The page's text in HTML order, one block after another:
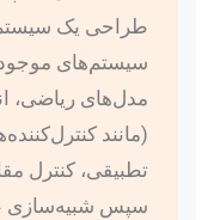
طراحی یک سیستم
سیستم‌های
مدل‌های ریاضی،
تطبیقی، کنترل
سپس شبیه‌سازی